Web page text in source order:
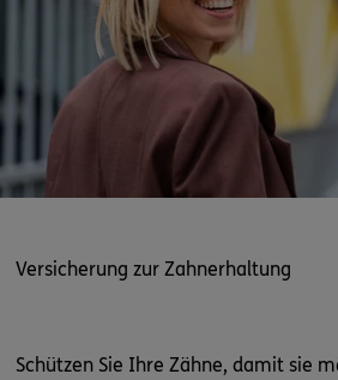
Versicherung zur Zahnerhaltung
Schützen Sie Ihre Zähne, damit sie